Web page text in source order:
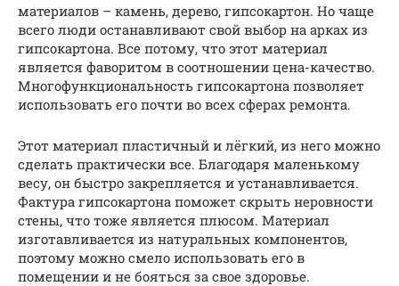
материалов – камень, дерево, гипсокартон. Но чаще
всего люди останавливают свой выбор на арках из
гипсокартона. Все потому, что этот материал
является фаворитом в соотношении цена-качество.
Многофункциональность гипсокартона позволяет
использовать его почти во всех сферах ремонта.
Этот материал пластичный и лёгкий, из него можно
сделать практически все. Благодаря маленькому
весу, он быстро закрепляется и устанавливается.
Фактура гипсокартона поможет скрыть неровности
стены, что тоже является плюсом. Материал
изготавливается из натуральных компонентов,
поэтому можно смело использовать его в
помещении и не бояться за свое здоровье.